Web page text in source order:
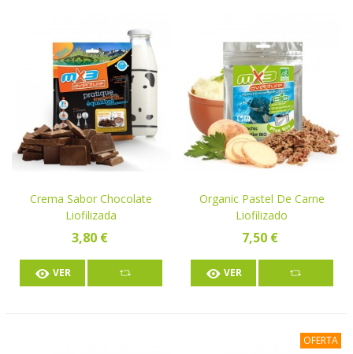
Crema Sabor Chocolate
Liofilizada
3,80 €
VER
Organic Pastel De Carne
Liofilizado
7,50 €
VER
OFERTA